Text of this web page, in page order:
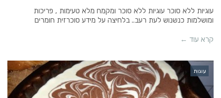
עוגיות ללא סוכר עוגיות ללא סוכר ומקמח מלא טעימות , פריכות
ומושלמות כנשנוש לעת רעב.. בלחיצה על מידע סוכרזית חומרים
קרא עוד ←
עוגות